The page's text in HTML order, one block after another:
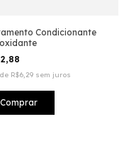
Condicionante
de R$6,29 sem juros